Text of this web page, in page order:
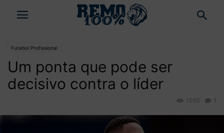
Futebol Profissional
Um ponta que pode ser
decisivo contra o líder
1
1055